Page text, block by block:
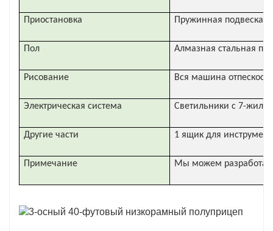
Приостановка Пружинная подвеска,
Пол Алмазная стальная
Рисование Вся машина
Электрическая система Светильники с 7-
Другие части 1 ящик для
Примечание Мы можем